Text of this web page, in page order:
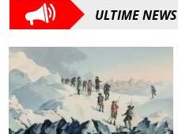
ULTIME NEWS